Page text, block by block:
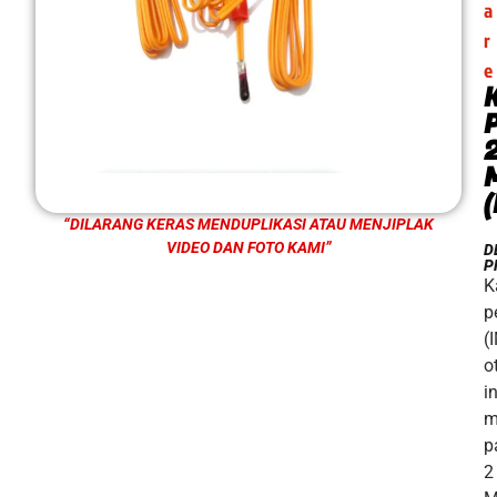
“DILARANG KERAS MENDUPLIKASI ATAU MENJIPLAK
VIDEO DAN FOTO KAMI”
a
r
e
2